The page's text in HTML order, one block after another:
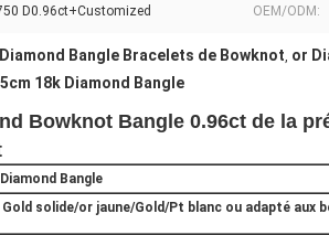
D0.96ct+Customized OEM/ODM:
Bangle Bracelets de Bowknot, or
18k Diamond Bangle
Bowknot Bangle 0.96ct de la
Bangle
Gold solide/or jaune/Gold/Pt blanc ou adapté aux